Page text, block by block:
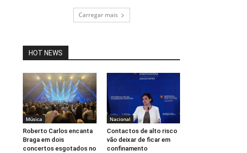
Carregar mais
HOT NEWS
Música
Roberto Carlos encanta
Braga em dois
concertos esgotados no
Nacional
Contactos de alto risco
vão deixar de ficar em
confinamento